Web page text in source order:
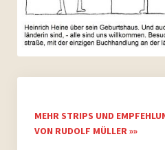
MEHR STRIPS UND
VON RUDOLF MÜLLER »»